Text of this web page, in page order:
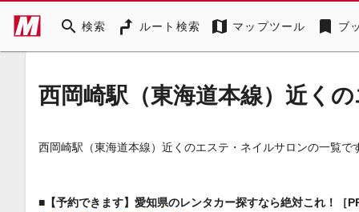
search 検索 ルート検索 map マップツール bookmark ブ
西岡崎駅（東海道本線）近く
西岡崎駅（東海道本線）近くのエステ・ネイルサロンの一覧で
■【予約できます】愛知県のレンタカー探すなら絶対これ！［